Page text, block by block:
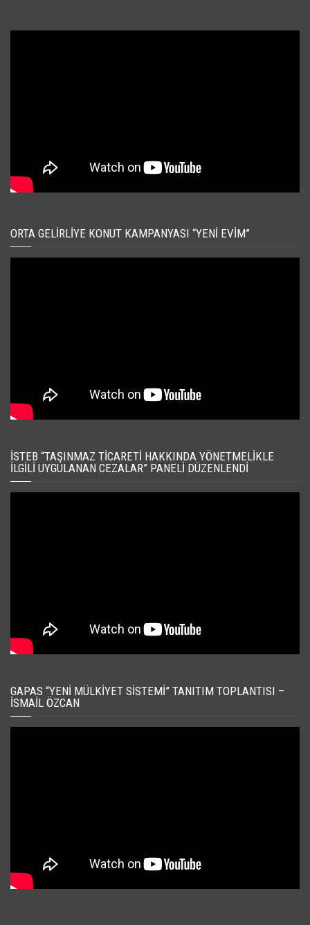
ORTA GELIRLIYE KONUT KAMPANYASI “YENI EVIM”
İSTEB “TAŞINMAZ TICARETI HAKKINDA YÖNETMELIKLE
İLGILI UYGULANAN CEZALAR” PANELI DÜZENLENDI
GAPAS “YENI MÜLKIYET SISTEMI” TANITIM TOPLANTISI –
İSMAIL ÖZCAN